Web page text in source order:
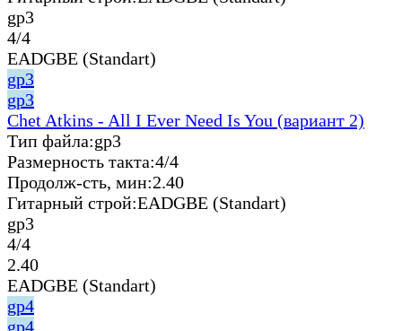
gp3
4/4
EADGBE (Standart)
gp3
gp3
Chet Atkins - All I Ever Need Is You (вариант 2)
Тип файла:gp3
Размерность такта:4/4
Продолж-сть, мин:2.40
Гитарный строй:EADGBE (Standart)
gp3
4/4
2.40
EADGBE (Standart)
gp4
gp4